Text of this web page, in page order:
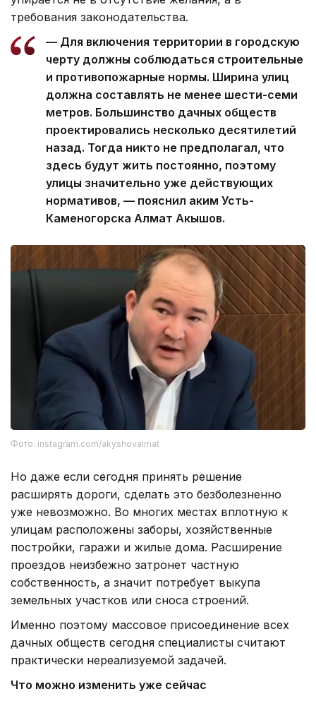
требования законодательства.
— Для включения территории в городскую
черту должны соблюдаться строительные
и противопожарные нормы. Ширина улиц
должна составлять не менее шести-семи
метров. Большинство дачных обществ
проектировались несколько десятилетий
назад. Тогда никто не предполагал, что
здесь будут жить постоянно, поэтому
улицы значительно уже действующих
нормативов, — пояснил аким Усть-
Каменогорска Алмат Акышов.
Фото: instagram.com/akyshovalmat
Но даже если сегодня принять решение
расширять дороги, сделать это безболезненно
уже невозможно. Во многих местах вплотную к
улицам расположены заборы, хозяйственные
постройки, гаражи и жилые дома. Расширение
проездов неизбежно затронет частную
собственность, а значит потребует выкупа
земельных участков или сноса строений.
Именно поэтому массовое присоединение всех
дачных обществ сегодня специалисты считают
практически нереализуемой задачей.
Что можно изменить уже сейчас